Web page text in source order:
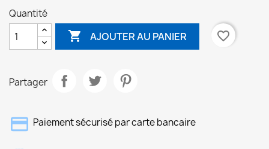
Quantité
 AJOUTER AU PANIER favorite_border
Partager
Paiement sécurisé par carte bancaire